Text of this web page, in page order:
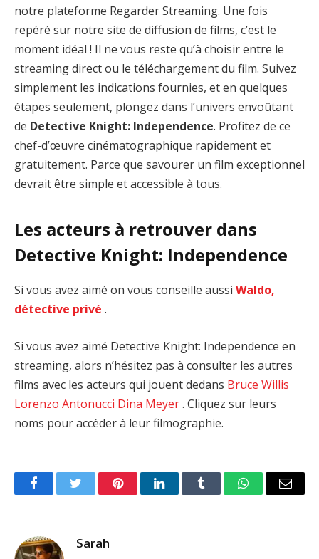
notre plateforme Regarder Streaming. Une fois
repéré sur notre site de diffusion de films, c’est le
moment idéal ! Il ne vous reste qu’à choisir entre le
streaming direct ou le téléchargement du film. Suivez
simplement les indications fournies, et en quelques
étapes seulement, plongez dans l’univers envoûtant
de Detective Knight: Independence. Profitez de ce
chef-d’œuvre cinématographique rapidement et
gratuitement. Parce que savourer un film exceptionnel
devrait être simple et accessible à tous.
Les acteurs à retrouver dans
Detective Knight: Independence
Si vous avez aimé on vous conseille aussi Waldo,
détective privé .
Si vous avez aimé Detective Knight: Independence en
streaming, alors n’hésitez pas à consulter les autres
films avec les acteurs qui jouent dedans Bruce Willis
Lorenzo Antonucci Dina Meyer. Cliquez sur leurs
noms pour accéder à leur filmographie.
FacebookTwitter PinterestLinkedInTumblr WhatsAppEmail
Sarah